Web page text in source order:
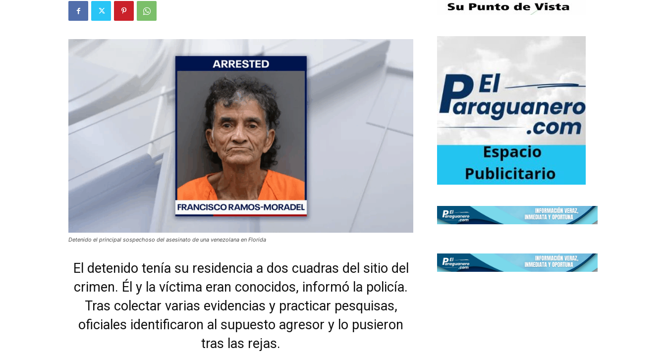
Detenido el principal sospechoso del asesinato de una venezolana en Florida
El detenido tenía su residencia a dos cuadras del sitio del
crimen. Él y la víctima eran conocidos, informó la policía.
Tras colectar varias evidencias y practicar pesquisas,
oficiales identificaron al supuesto agresor y lo pusieron
tras las rejas.